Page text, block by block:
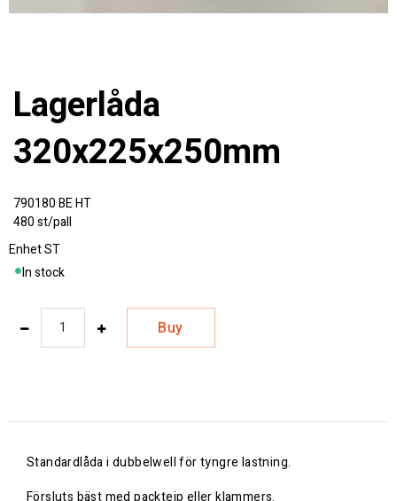
Lagerlåda
320x225x250mm
790180 BE HT
480 st/pall
EnhetST
In stock
Buy
Standardlåda i dubbelwell för tyngre lastning.
Försluts bäst med packtejp eller klammers.